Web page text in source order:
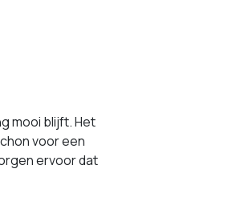
mooi blijft. Het
voor een
ervoor dat